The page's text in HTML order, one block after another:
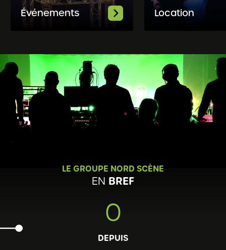
Événements Location
LE GROUPE NORD SCÈNE
EN BREF
0
DEPUIS